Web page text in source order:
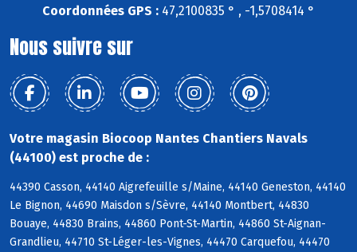
Coordonnées GPS : 47,2100835 ° , -1,5708414 °
Nous suivre sur
Votre magasin Biocoop Nantes Chantiers Navals
(44100) est proche de :
44390 Casson, 44140 Aigrefeuille s/Maine, 44140 Geneston, 44140
Le Bignon, 44690 Maisdon s/Sèvre, 44140 Montbert, 44830
Bouaye, 44830 Brains, 44860 Pont-St-Martin, 44860 St-Aignan-
Grandlieu, 44710 St-Léger-les-Vignes, 44470 Carquefou, 44470